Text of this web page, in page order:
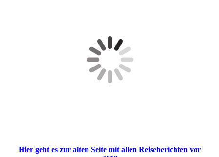
Hier geht es zur alten Seite mit allen Reiseberichten vor